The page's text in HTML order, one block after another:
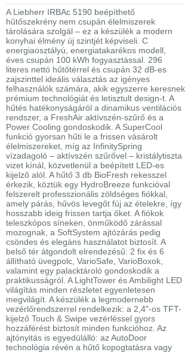
A Liebherr IRBAc 5190 beépíthető
hűtőszekrény nem csupán élelmiszerek
tárolására szolgál – ez a készülék a modern
konyhai élmény új szintjét képviseli. C
energiaosztályú, energiatakarékos modell,
éves csupán 100 kWh fogyasztással. 296
literes nettó hűtőtérrel és csupán 32 dB-es
zajszinttel ideális választás az igényes
felhasználók számára, akik egyszerre keresnek
prémium technológiát és letisztult design-t. A
hűtés hatékonyságáról a dinamikus ventilációs
rendszer, a FreshAir aktívszén-szűrő és a
Power Cooling gondoskodik. A SuperCool
funkció gyorsan hűti le a frissen vásárolt
élelmiszereket, míg az InfinitySpring
vízadagoló – aktívszén szűrővel – kristálytiszta
vizet kínál, közvetlenül a beépített LED-es
kijelző alól. A hűtő 3 db BioFresh rekesszel
érkezik, köztük egy HydroBreeze funkcióval
felszerelt professzionális zöldséges fiókkal,
amely párás, hűvös levegőt fúj az ételekre, így
hosszabb ideig frissen tartja őket. A fiókok
teleszkópos síneken, önműködő zárással
mozognak, a SoftSystem ajtózárás pedig
csöndes és elegáns használatot biztosít. A
belső tér átgondolt elrendezésű: 2 fix és 6
állítható üvegpolc, VarioSafe, VarioBoxok,
valamint egy palacktároló gondoskodik a
praktikusságról. A LightTower és Ambilight LED
világítás minden részletet egyenletesen
megvilágít. A készülék a legmodernebb
vezérlőrendszerrel rendelkezik: a 2,4"-os TFT-
kijelző Touch & Swipe vezérléssel gyors
hozzáférést biztosít minden funkcióhoz. Az
ajtónyitás is egyedülálló: az AutoDoor
technológia révén a hűtő kopogtatásra vagy